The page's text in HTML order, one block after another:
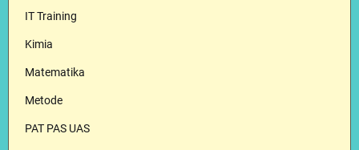
IT Training
Kimia
Matematika
Metode
PAT PAS UAS